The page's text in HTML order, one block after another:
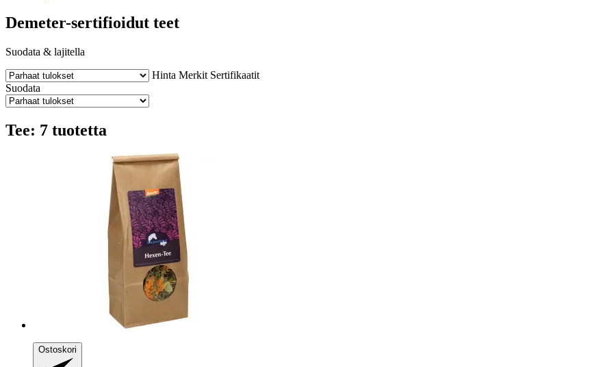
Demeter-sertifioidut teet
Suodata & lajitella
Hinta Merkit Sertifikaatit
Suodata
Tee: 7 tuotetta
Ostoskori